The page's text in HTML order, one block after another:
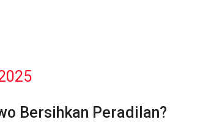
Bersihkan Peradilan?